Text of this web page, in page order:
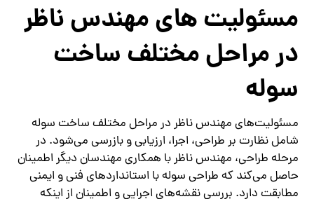
مسئولیت‌ های مهندس ناظر
در مراحل مختلف ساخت
سوله
مسئولیت‌های مهندس ناظر در مراحل مختلف ساخت سوله
شامل نظارت بر طراحی، اجرا، ارزیابی و بازرسی می‌شود. در
مرحله طراحی، مهندس ناظر با همکاری مهندسان دیگر اطمینان
حاصل می‌کند که طراحی سوله با استانداردهای فنی و ایمنی
مطابقت دارد. بررسی نقشه‌های اجرایی و اطمینان از اینکه